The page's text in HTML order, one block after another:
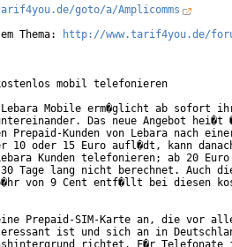
goto/a/Amplicomms
Thema:
http://www.tarif4you.de/
mobil telefonieren
Mobile erm�glicht ab sofort
Das neue Angebot hei�t
Prepaid-Kunden von Lebara nach
10 oder 15 Euro aufl�dt, kann
Kunden telefonieren; ab 20 Euro
Tage lang nicht berechnet. Auch
von 9 Cent entf�llt bei diesen
Prepaid-SIM-Karte an, die vor
ist und sich an in
richtet. F�r Telefonate